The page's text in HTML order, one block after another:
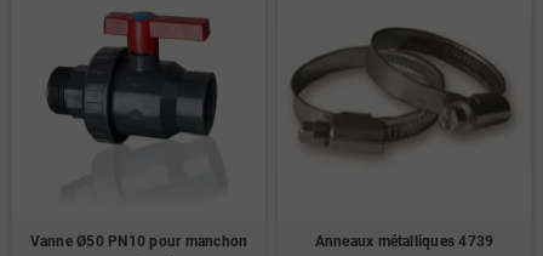
Vanne Ø50 PN10 pour manchon
Anneaux métalliques 4739